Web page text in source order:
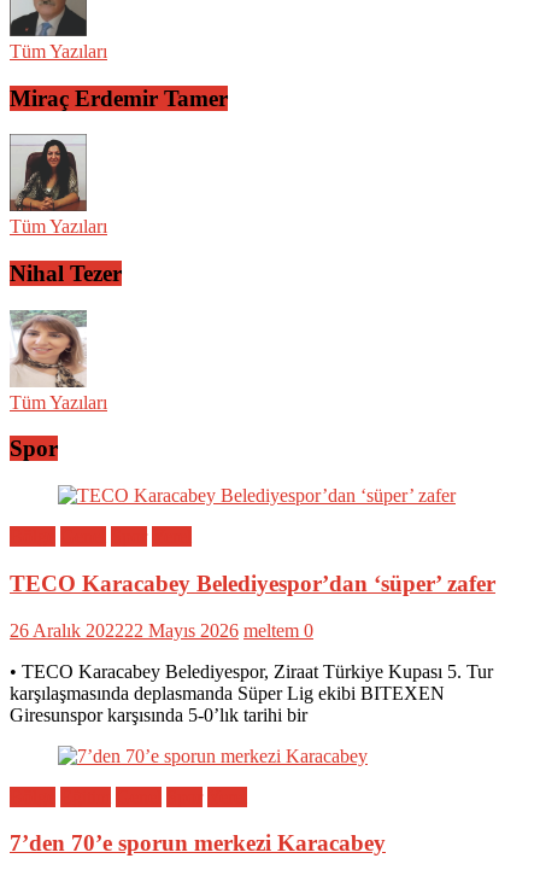
Tüm Yazıları
Miraç Erdemir Tamer
Tüm Yazıları
Nihal Tezer
Tüm Yazıları
Spor
TECO Karacabey Belediyespor’dan ‘süper’ zafer
26 Aralık 202222 Mayıs 2026 meltem 0
• TECO Karacabey Belediyespor, Ziraat Türkiye Kupası 5. Tur
karşılaşmasında deplasmanda Süper Lig ekibi BITEXEN
Giresunspor karşısında 5-0’lık tarihi bir
7’den 70’e sporun merkezi Karacabey